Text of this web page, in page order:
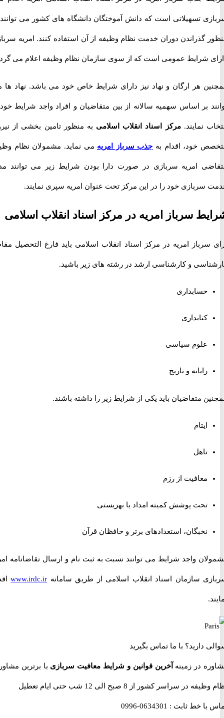
تسهیلاتی است که دانش آموختگان دانشگاه های کشور می توانند به
گذراندن دوران خدمت نظام وظیفه از آن استفاده کنند. امریه سربازی
شرایط عمومی است که از سوی سازمان نظام وظیفه اعلام می گردد.
هر ارگان و نهاد نیز دارای شرایط خاص خود می باشد. نهاد ها می
بر اساس سهمیه سالانه از بین متقاضیان و افراد واجد شرایط خود را
نمایند.مرکز اسناد انقلاب اسلامیبه منظور تامین بخشی از نیروی
خود، اقدام بهجذب سرباز امریهمی نماید. مشمولان نظام وظیفه
امریه سربازی در صورت دارا بودن شرایط زیر می توانند مدت
خود را در این مرکز تحت عنوان امریه سپری نمایند.
سرباز امریه در مرکز اسناد انقلاب اسلامی
امریه در مرکز اسناد انقلاب اسلامی باید فارغ التحصیل مقاطع
و کارشناسی ارشد در رشته های زیر باشید.
حسابداری
کتابداری
علوم سیاسی
رایانه و تاریخ
متقاضیان باید یکی از شرایط زیر را داشته باشند.
ایتام
تاهل
معافیت از رزم
تحت پوشش کمیته امداد یا بهزیستی
نخبگان، استعدادهای برتر و حافظان قرآن
واجد شرایط می توانند نسبت به ثبت نام و ارسال تقاضانامه امریه
سازمان اسناد انقلاب اسلامی از طریق سامانهwww.irdc.irاقدام
دارید؟ با ما تماس بگیرید
در زمینهآخرین قوانین و شرایط معافیت سربازیبا برترین مشاوران
در سراسر کشور از 8 صبح الی 12 شب حتی ایام تعطیل
با خط ثابت :0634301-0996